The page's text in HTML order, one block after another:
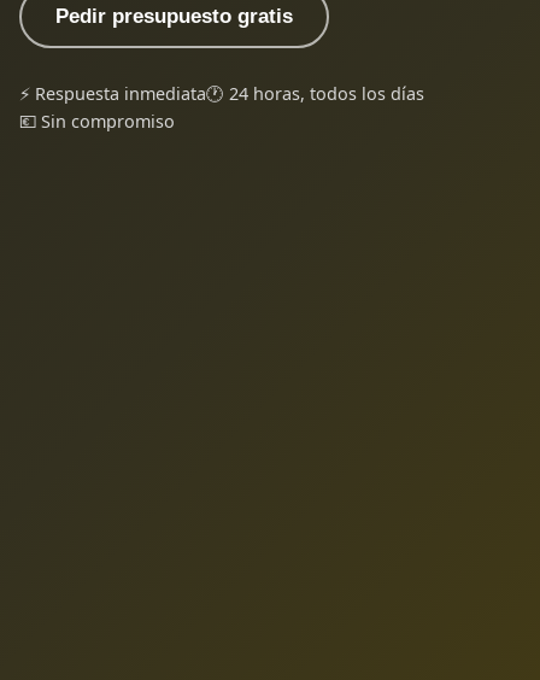
Pedir presupuesto gratis
⚡ Respuesta inmediata🕐 24 horas, todos los días
💶 Sin compromiso